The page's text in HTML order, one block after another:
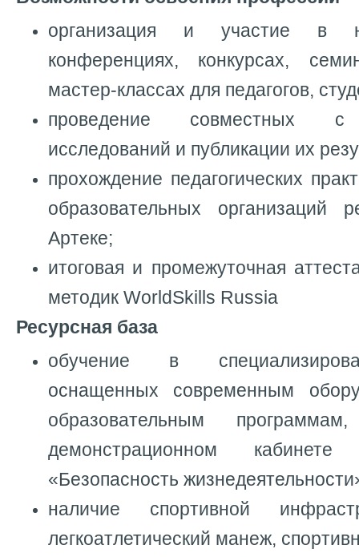
организация и участие в
конференциях, конкурсах,
мастер-классах для педагогов,
проведение совместных с
исследований и публикации их
прохождение педагогических
образовательных организаций
Артеке;
итоговая и промежуточная
методик WorldSkills Russia
Ресурсная база
обучение в
оснащенных современным
образовательным
демонстрационном
«Безопасность
наличие спортивной
легкоатлетический манеж,